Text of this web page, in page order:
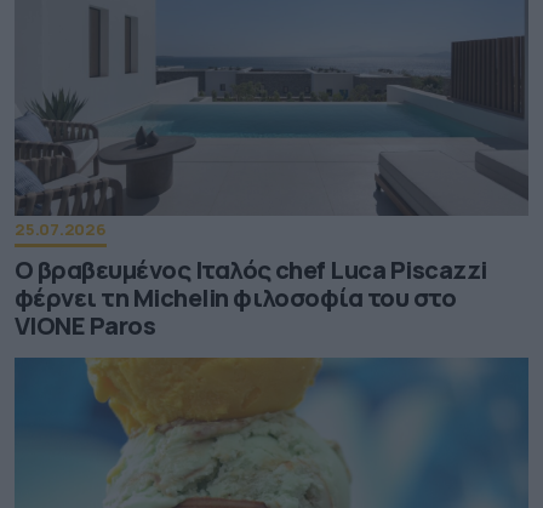
25.07.2026
Ο βραβευμένος Ιταλός chef Luca Piscazzi
φέρνει τη Michelin φιλοσοφία του στο
VIONE Paros